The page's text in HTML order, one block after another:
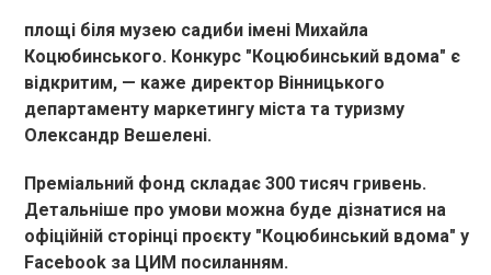
площі біля музею садиби імені Михайла
Коцюбинського. Конкурс "Коцюбинський вдома" є
відкритим, — каже директор Вінницького
департаменту маркетингу міста та туризму
Олександр Вешелені.
Преміальний фонд складає 300 тисяч гривень.
Детальніше про умови можна буде дізнатися на
офіційній сторінці проєкту "Коцюбинський вдома" у
Facebook за ЦИМ посиланням.